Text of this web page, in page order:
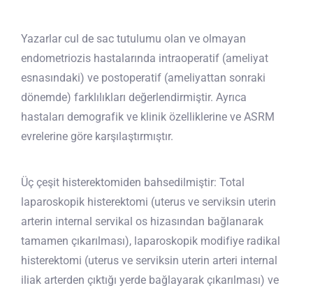
Yazarlar cul de sac tutulumu olan ve olmayan
endometriozis hastalarında intraoperatif (ameliyat
esnasındaki) ve postoperatif (ameliyattan sonraki
dönemde) farklılıkları değerlendirmiştir. Ayrıca
hastaları demografik ve klinik özelliklerine ve ASRM
evrelerine göre karşılaştırmıştır.
Üç çeşit histerektomiden bahsedilmiştir: Total
laparoskopik histerektomi (uterus ve serviksin uterin
arterin internal servikal os hizasından bağlanarak
tamamen çıkarılması), laparoskopik modifiye radikal
histerektomi (uterus ve serviksin uterin arteri internal
iliak arterden çıktığı yerde bağlayarak çıkarılması) ve